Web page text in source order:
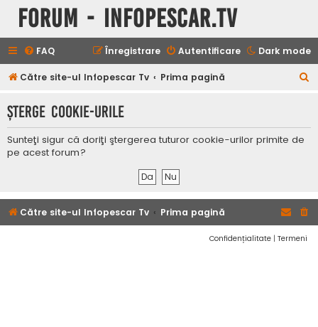
Forum - InfoPescar.Tv
Dark mode
FAQ Autentificare
Înregistrare
Către site-ul Infopescar Tv Prima pagină
t
Şterge cookie-urile
Sunteţi sigur că doriţi ştergerea tuturor cookie-urilor primite de
pe acest forum?
Către site-ul Infopescar Tv Prima pagină
Confidențialitate | Termeni